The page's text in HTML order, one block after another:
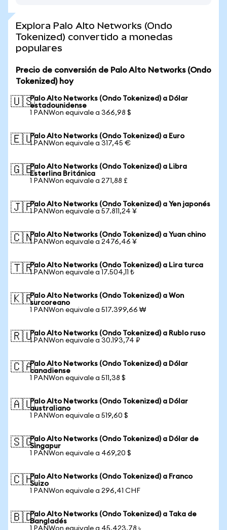
Explora Palo Alto Networks (Ondo
Tokenized) convertido a monedas
populares
Precio de conversión de Palo Alto Networks (Ondo
Tokenized) hoy
🇺🇸Palo Alto Networks (Ondo Tokenized) a Dólar
estadounidense
1 PANWon equivale a 366,98 $
🇪🇺Palo Alto Networks (Ondo Tokenized) a Euro
1 PANWon equivale a 317,45 €
🇬🇧Palo Alto Networks (Ondo Tokenized) a Libra
Esterlina Británica
1 PANWon equivale a 271,88 £
🇯🇵Palo Alto Networks (Ondo Tokenized) a Yen japonés
1 PANWon equivale a 57.811,24 ¥
🇨🇳Palo Alto Networks (Ondo Tokenized) a Yuan chino
1 PANWon equivale a 2476,46 ¥
🇹🇷Palo Alto Networks (Ondo Tokenized) a Lira turca
1 PANWon equivale a 17.504,11 ₺
🇰🇷Palo Alto Networks (Ondo Tokenized) a Won
surcoreano
1 PANWon equivale a 517.399,66 ₩
🇷🇺Palo Alto Networks (Ondo Tokenized) a Rublo ruso
1 PANWon equivale a 30.193,74 ₽
🇨🇦Palo Alto Networks (Ondo Tokenized) a Dólar
canadiense
1 PANWon equivale a 511,38 $
🇦🇺Palo Alto Networks (Ondo Tokenized) a Dólar
australiano
1 PANWon equivale a 519,60 $
🇸🇬Palo Alto Networks (Ondo Tokenized) a Dólar de
Singapur
1 PANWon equivale a 469,20 $
🇨🇭Palo Alto Networks (Ondo Tokenized) a Franco
Suizo
1 PANWon equivale a 296,41 CHF
🇧🇩Palo Alto Networks (Ondo Tokenized) a Taka de
Bangladés
1 PANWon equivale a 45.423,78 ৳